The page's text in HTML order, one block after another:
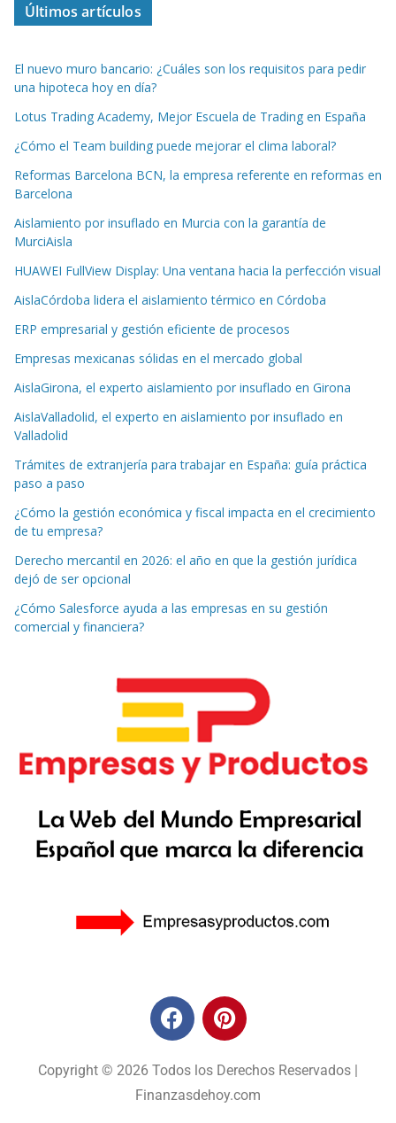
Últimos artículos
El nuevo muro bancario: ¿Cuáles son los requisitos para pedir
una hipoteca hoy en día?
Lotus Trading Academy, Mejor Escuela de Trading en España
¿Cómo el Team building puede mejorar el clima laboral?
Reformas Barcelona BCN, la empresa referente en reformas en
Barcelona
Aislamiento por insuflado en Murcia con la garantía de
MurciAisla
HUAWEI FullView Display: Una ventana hacia la perfección visual
AislaCórdoba lidera el aislamiento térmico en Córdoba
ERP empresarial y gestión eficiente de procesos
Empresas mexicanas sólidas en el mercado global
AislaGirona, el experto aislamiento por insuflado en Girona
AislaValladolid, el experto en aislamiento por insuflado en
Valladolid
Trámites de extranjería para trabajar en España: guía práctica
paso a paso
¿Cómo la gestión económica y fiscal impacta en el crecimiento
de tu empresa?
Derecho mercantil en 2026: el año en que la gestión jurídica
dejó de ser opcional
¿Cómo Salesforce ayuda a las empresas en su gestión
comercial y financiera?
Copyright © 2026 Todos los Derechos Reservados |
Finanzasdehoy.com